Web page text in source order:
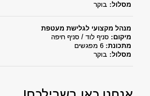
מסלול: בוקר
מנהל מקצועי לגלישת מעטפת
מיקום: סניף לוד / סניף חיפה
מתכונת:
מסלול: בוקר